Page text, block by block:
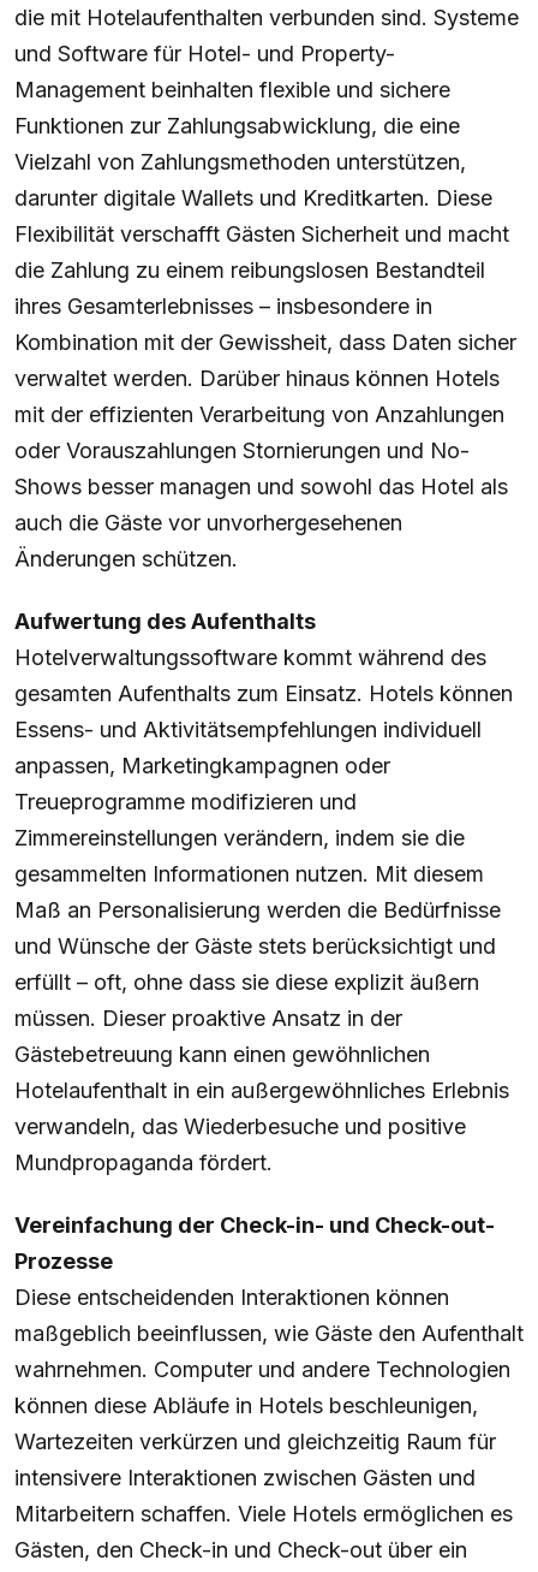
die mit Hotelaufenthalten verbunden sind. Systeme
und Software für Hotel- und Property-
Management beinhalten flexible und sichere
Funktionen zur Zahlungsabwicklung, die eine
Vielzahl von Zahlungsmethoden unterstützen,
darunter digitale Wallets und Kreditkarten. Diese
Flexibilität verschafft Gästen Sicherheit und macht
die Zahlung zu einem reibungslosen Bestandteil
ihres Gesamterlebnisses – insbesondere in
Kombination mit der Gewissheit, dass Daten sicher
verwaltet werden. Darüber hinaus können Hotels
mit der effizienten Verarbeitung von Anzahlungen
oder Vorauszahlungen Stornierungen und No-
Shows besser managen und sowohl das Hotel als
auch die Gäste vor unvorhergesehenen
Änderungen schützen.
Aufwertung des Aufenthalts
Hotelverwaltungssoftware kommt während des
gesamten Aufenthalts zum Einsatz. Hotels können
Essens- und Aktivitätsempfehlungen individuell
anpassen, Marketingkampagnen oder
Treueprogramme modifizieren und
Zimmereinstellungen verändern, indem sie die
gesammelten Informationen nutzen. Mit diesem
Maß an Personalisierung werden die Bedürfnisse
und Wünsche der Gäste stets berücksichtigt und
erfüllt – oft, ohne dass sie diese explizit äußern
müssen. Dieser proaktive Ansatz in der
Gästebetreuung kann einen gewöhnlichen
Hotelaufenthalt in ein außergewöhnliches Erlebnis
verwandeln, das Wiederbesuche und positive
Mundpropaganda fördert.
Vereinfachung der Check-in- und Check-out-
Prozesse
Diese entscheidenden Interaktionen können
maßgeblich beeinflussen, wie Gäste den Aufenthalt
wahrnehmen. Computer und andere Technologien
können diese Abläufe in Hotels beschleunigen,
Wartezeiten verkürzen und gleichzeitig Raum für
intensivere Interaktionen zwischen Gästen und
Mitarbeitern schaffen. Viele Hotels ermöglichen es
Gästen, den Check-in und Check-out über ein